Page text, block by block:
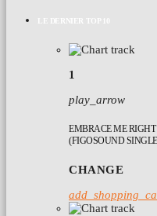
LE DERNIER TOP 10
1
play_arrow
EMBRACE ME
(FIGOSOUND
CHANGE